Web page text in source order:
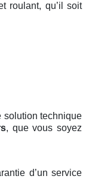
roulant, qu’il soit
solution technique
, que vous soyez
d’un service